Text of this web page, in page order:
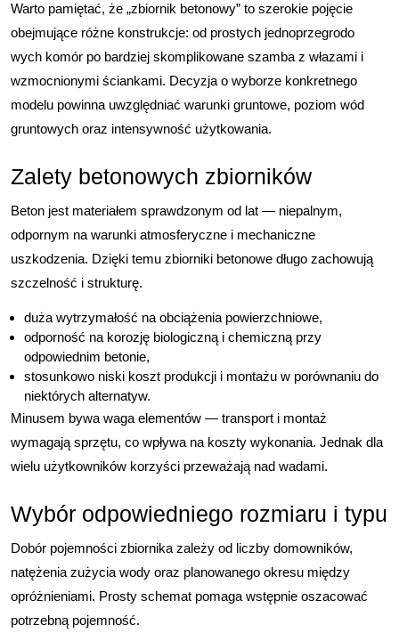
Warto pamiętać, że „zbiornik betonowy” to szerokie pojęcie
obejmujące różne konstrukcje: od prostych jednoprzegrodo
wych komór po bardziej skomplikowane szamba z włazami i
wzmocnionymi ściankami. Decyzja o wyborze konkretnego
modelu powinna uwzględniać warunki gruntowe, poziom wód
gruntowych oraz intensywność użytkowania.
Zalety betonowych zbiorników
Beton jest materiałem sprawdzonym od lat — niepalnym,
odpornym na warunki atmosferyczne i mechaniczne
uszkodzenia. Dzięki temu zbiorniki betonowe długo zachowują
szczelność i strukturę.
duża wytrzymałość na obciążenia powierzchniowe,
odporność na korozję biologiczną i chemiczną przy
odpowiednim betonie,
stosunkowo niski koszt produkcji i montażu w porównaniu do
niektórych alternatyw.
Minusem bywa waga elementów — transport i montaż
wymagają sprzętu, co wpływa na koszty wykonania. Jednak dla
wielu użytkowników korzyści przeważają nad wadami.
Wybór odpowiedniego rozmiaru i typu
Dobór pojemności zbiornika zależy od liczby domowników,
natężenia zużycia wody oraz planowanego okresu między
opróżnieniami. Prosty schemat pomaga wstępnie oszacować
potrzebną pojemność.